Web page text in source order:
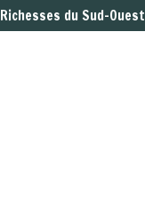
Richesses du Sud-Ouest